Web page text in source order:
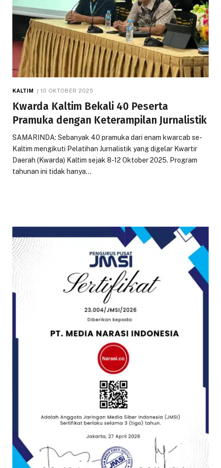
KALTIM 10 OKTOBER 2025
Kwarda Kaltim Bekali 40 Peserta
Pramuka dengan Keterampilan Jurnalistik
SAMARINDA: Sebanyak 40 pramuka dari enam kwarcab se-
Kaltim mengikuti Pelatihan Jurnalistik yang digelar Kwartir
Daerah (Kwarda) Kaltim sejak 8-12 Oktober 2025. Program
tahunan ini tidak hanya…